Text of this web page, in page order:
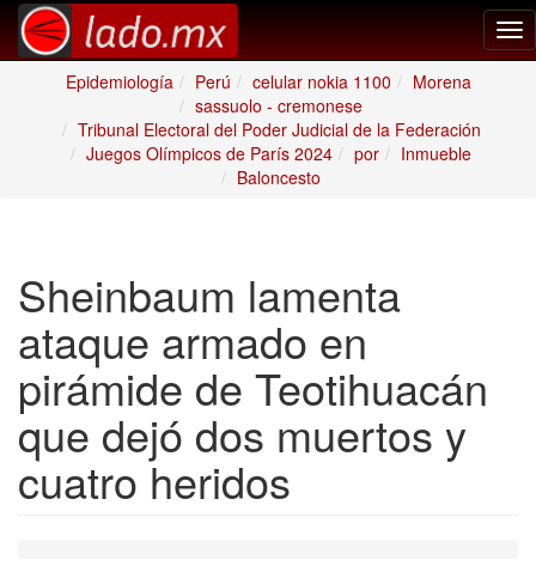
Epidemiología
Perú celular nokia 1100
Morena
sassuolo - cremonese
Tribunal Electoral del Poder Judicial de la Federación
Juegos Olímpicos de París 2024
por
Inmueble
Baloncesto
Sheinbaum lamenta
ataque armado en
pirámide de Teotihuacán
que dejó dos muertos y
cuatro heridos